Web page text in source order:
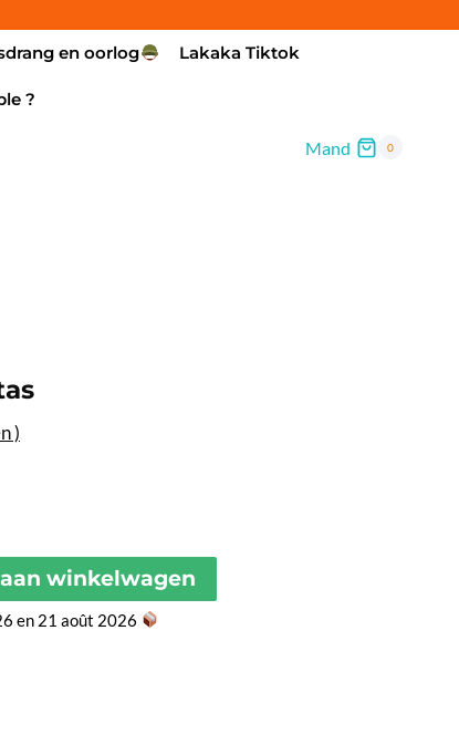
en oorlog Lakaka Tiktok
?
Mand 0
)
winkelwagen
en 21 août 2026